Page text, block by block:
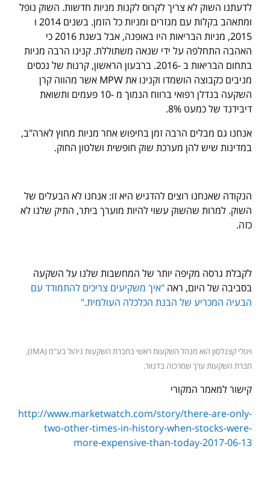
לדעתנו השוק לא צריך לקרוס לקנות מניות חדשות. השוק נופל
ומתאהב בקלות עם מגזרים ומניות כל הזמן. בשנים 2014 ו
2015, מניות הבריאות היו באופנה, אבל בשנת 2016 כי
האהבה התחלפה על ידי שנאה משתוללת. קנינו הרבה מניות
בתחום הבריאות ב -2016. ברבעון הראשון, קרנות של נכסים
מניבים כקבוצה הושמדו וקנינו את MPW אשר מהווה קרן
השקעה בנדלן רפואי ברווח הנמוך מ -10 פעמים ותשואת
דיבידנד של כמעט 8%.
אנחנו גם מבלים הרבה זמן בחיפוש אחר מניות מחוץ לארה"ב,
במדינות שיש להן מערכת שוק חופשית ושלטון החוק.
הנקודה שאנחנו רוצים להדגיש היא זו: אנחנו לא הבעלים של
השוק. למרות שהשוק עשוי להיות מוערך ביתר, התיק שלנו לא
כזה.
לקבלת גרסה מקיפה יותר של המחשבות שלנו על השקעה
בסביבה של היום, ראה "איך משקיעים צריכים להתמודד עם
הבעיה המכריע של הבנת הכלכלה העולמית."
ויטלי קצנלסון הוא מנהל השקעות ראשי בחברת השקעות ניהול בע"מ (IMA),
חברת השקעות ערך שמרכזה בדנוור.
קישור למאמר המקורי
http://www.marketwatch.com/story/there-are-only-
two-other-times-in-history-when-stocks-were-
more-expensive-than-today-2017-06-13